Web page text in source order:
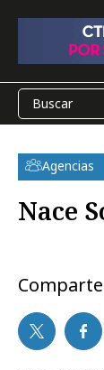
Agencias
Nace
Comparte